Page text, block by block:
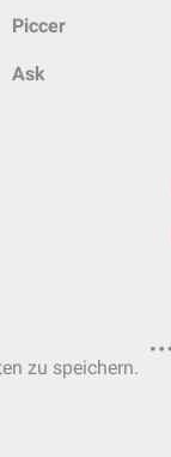
Piccer
Ask
zu speichern.